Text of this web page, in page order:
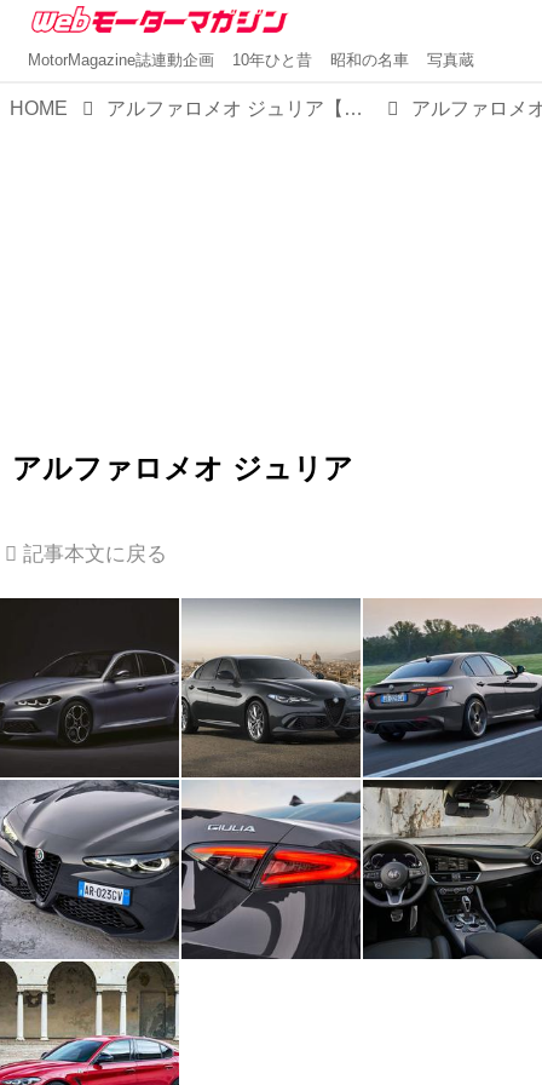
MotorMagazine誌連動企画 10年ひと昔 昭和の名車 写真蔵
HOME アルファロメオ ジュリア【1分で読める輸入車解説／2025年最新版】 アルファロメ
アルファロメオ ジュリア
記事本文に戻る